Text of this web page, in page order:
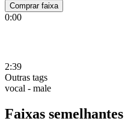
Comprar faixa
0:00
2:39
Outras tags
vocal - male
Faixas semelhantes